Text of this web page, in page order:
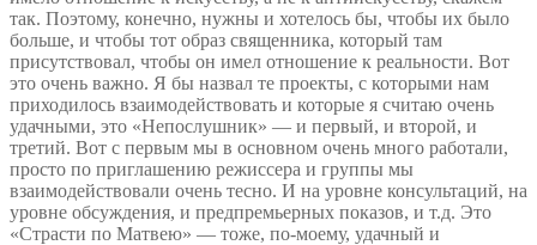
так. Поэтому, конечно, нужны и хотелось бы, чтобы их было
больше, и чтобы тот образ священника, который там
присутствовал, чтобы он имел отношение к реальности. Вот
это очень важно. Я бы назвал те проекты, с которыми нам
приходилось взаимодействовать и которые я считаю очень
удачными, это «Непослушник» — и первый, и второй, и
третий. Вот с первым мы в основном очень много работали,
просто по приглашению режиссера и группы мы
взаимодействовали очень тесно. И на уровне консультаций, на
уровне обсуждения, и предпремьерных показов, и т.д. Это
«Страсти по Матвею» — тоже, по-моему, удачный и